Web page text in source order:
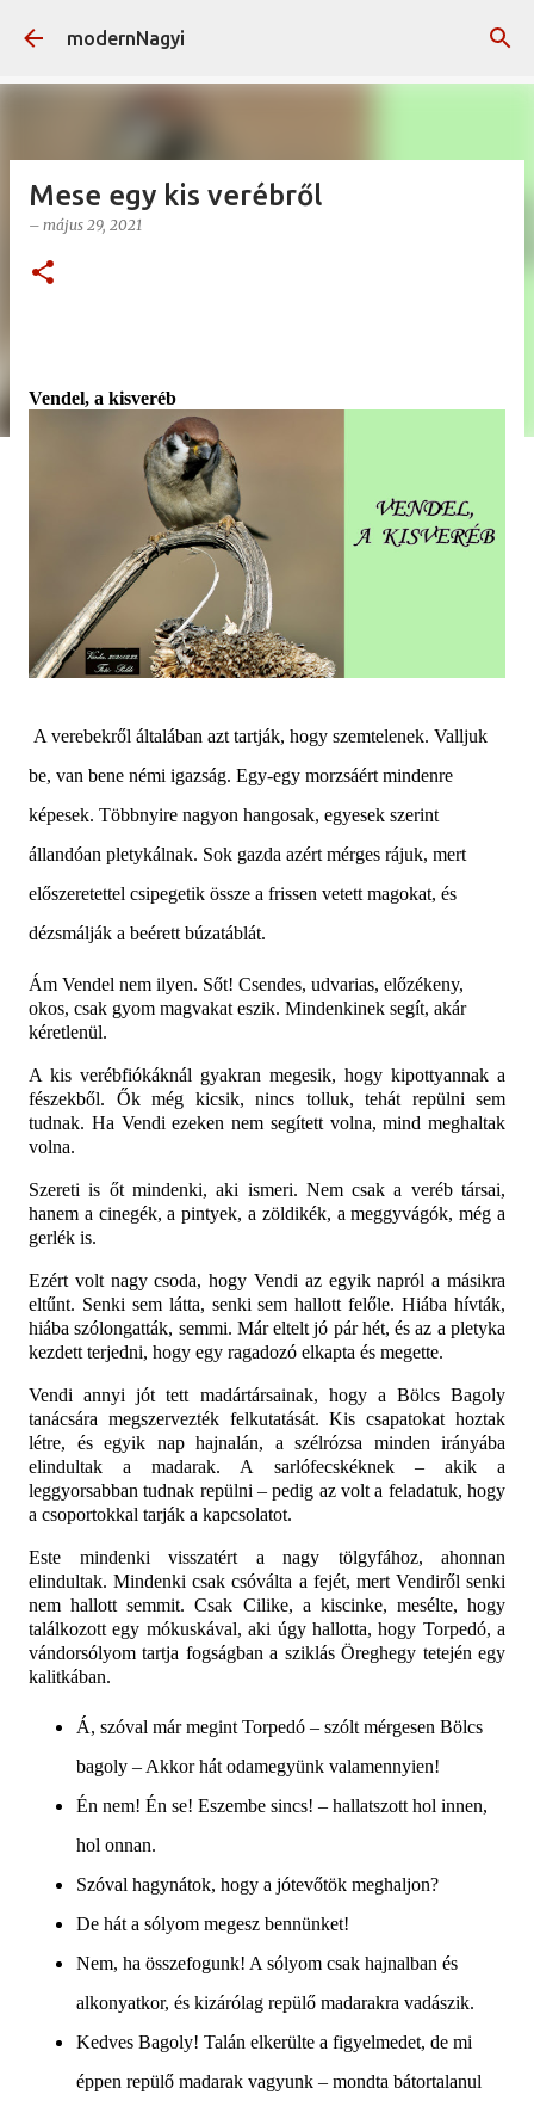
Ugrás a fő tartalomra
modernNagyi
Mese egy kis verébről
– május 29, 2021
Vendel, a kisveréb
A verebekről általában azt tartják, hogy szemtelenek. Valljuk
be, van bene némi igazság. Egy-egy morzsáért mindenre
képesek. Többnyire nagyon hangosak, egyesek szerint
állandóan pletykálnak. Sok gazda azért mérges rájuk, mert
előszeretettel csipegetik össze a frissen vetett magokat, és
dézsmálják a beérett búzatáblát.
Ám Vendel nem ilyen. Sőt! Csendes, udvarias, előzékeny,
okos, csak gyom magvakat eszik. Mindenkinek segít, akár
kéretlenül.
A kis verébfiókáknál gyakran megesik, hogy kipottyannak a
fészekből. Ők még kicsik, nincs tolluk, tehát repülni sem
tudnak. Ha Vendi ezeken nem segített volna, mind meghaltak
volna.
Szereti is őt mindenki, aki ismeri. Nem csak a veréb társai,
hanem a cinegék, a pintyek, a zöldikék, a meggyvágók, még a
gerlék is.
Ezért volt nagy csoda, hogy Vendi az egyik napról a másikra
eltűnt. Senki sem látta, senki sem hallott felőle. Hiába hívták,
hiába szólongatták, semmi. Már eltelt jó pár hét, és az a pletyka
kezdett terjedni, hogy egy ragadozó elkapta és megette.
Vendi annyi jót tett madártársainak, hogy a Bölcs Bagoly
tanácsára megszervezték felkutatását. Kis csapatokat hoztak
létre, és egyik nap hajnalán, a szélrózsa minden irányába
elindultak a madarak. A sarlófecskéknek – akik a
leggyorsabban tudnak repülni – pedig az volt a feladatuk, hogy
a csoportokkal tarják a kapcsolatot.
Este mindenki visszatért a nagy tölgyfához, ahonnan
elindultak. Mindenki csak csóválta a fejét, mert Vendiről senki
nem hallott semmit. Csak Cilike, a kiscinke, mesélte, hogy
találkozott egy mókuskával, aki úgy hallotta, hogy Torpedó, a
vándorsólyom tartja fogságban a sziklás Öreghegy tetején egy
kalitkában.
Á, szóval már megint Torpedó – szólt mérgesen Bölcs
bagoly – Akkor hát odamegyünk valamennyien!
Én nem! Én se! Eszembe sincs! – hallatszott hol innen,
hol onnan.
Szóval hagynátok, hogy a jótevőtök meghaljon?
De hát a sólyom megesz bennünket!
Nem, ha összefogunk! A sólyom csak hajnalban és
alkonyatkor, és kizárólag repülő madarakra vadászik.
Kedves Bagoly! Talán elkerülte a figyelmedet, de mi
éppen repülő madarak vagyunk – mondta bátortalanul